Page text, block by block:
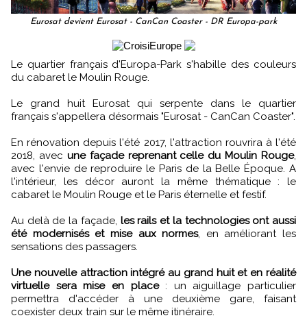
Eurosat devient Eurosat - CanCan Coaster - DR Europa-park
Le quartier français d'Europa-Park s'habille des couleurs
du cabaret le Moulin Rouge.
Le grand huit Eurosat qui serpente dans le quartier
français s'appellera désormais "Eurosat - CanCan Coaster".
En rénovation depuis l'été 2017, l'attraction rouvrira à l'été
2018, avec une façade reprenant celle du Moulin Rouge,
avec l'envie de reproduire le Paris de la Belle Époque. A
l'intérieur, les décor auront la même thématique : le
cabaret le Moulin Rouge et le Paris éternelle et festif.
Au delà de la façade, les rails et la technologies ont aussi
été modernisés et mise aux normes, en améliorant les
sensations des passagers.
Une nouvelle attraction intégré au grand huit et en réalité
virtuelle sera mise en place: un aiguillage particulier
permettra d'accéder à une deuxième gare, faisant
coexister deux train sur le même itinéraire.